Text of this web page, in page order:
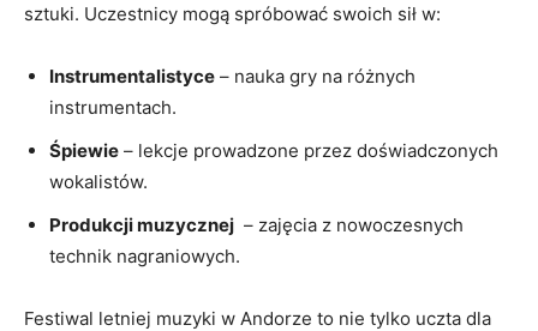
‌sztuki. Uczestnicy mogą‌ spróbować ‌swoich ⁤sił w:
Instrumentalistyce – nauka gry na różnych
instrumentach.
Śpiewie – lekcje ⁣prowadzone przez doświadczonych
wokalistów.
Produkcji ​muzycznej ‌ – zajęcia ⁢z nowoczesnych
technik nagraniowych.
Festiwal letniej muzyki w Andorze to nie tylko​ uczta dla